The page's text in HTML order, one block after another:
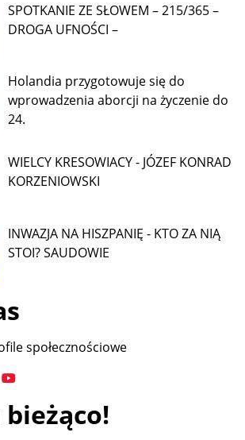
SPOTKANIE ZE SŁOWEM – 215/365 –
DROGA UFNOŚCI –
Holandia przygotowuje się do
wprowadzenia aborcji na życzenie do
24.
WIELCY KRESOWIACY - JÓZEF KONRAD
KORZENIOWSKI
INWAZJA NA HISZPANIĘ - KTO ZA NIĄ
STOI? SAUDOWIE
społecznościowe
bieżąco!